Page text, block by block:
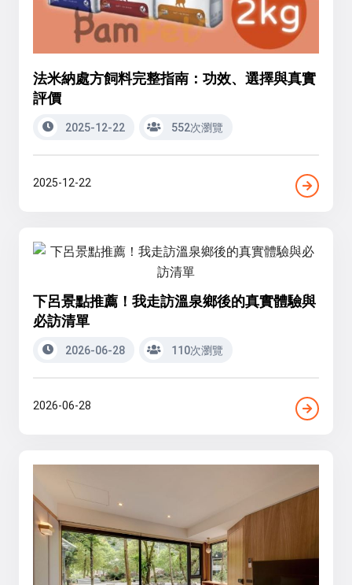
法米納處方飼料完整指南：功效、選擇與真實
評價
2025-12-22 552次瀏覽
2025-12-22
下呂景點推薦！我走訪溫泉鄉後的真實體驗與
必訪清單
2026-06-28 110次瀏覽
2026-06-28